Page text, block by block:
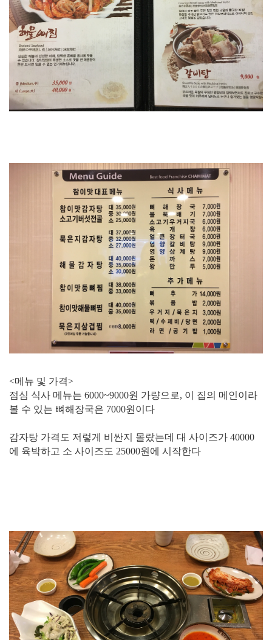
<메뉴 및 가격>
점심 식사 메뉴는 6000~9000원 가량으로, 이 집의 메인이라
볼 수 있는 뼈해장국은 7000원이다
감자탕 가격도 저렇게 비싼지 몰랐는데 대 사이즈가 40000
에 육박하고 소 사이즈도 25000원에 시작한다